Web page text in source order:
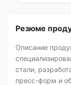
Резюме
Описание
стали,
пресс-форм и